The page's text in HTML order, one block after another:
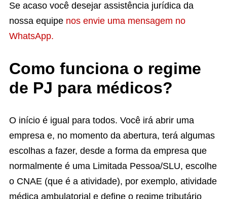
Se acaso você desejar assistência jurídica da
nossa equipe nos envie uma mensagem no
WhatsApp.
Como funciona o regime
de PJ para médicos?
O início é igual para todos. Você irá abrir uma
empresa e, no momento da abertura, terá algumas
escolhas a fazer, desde a forma da empresa que
normalmente é uma Limitada Pessoa/SLU, escolhe
o CNAE (que é a atividade), por exemplo, atividade
médica ambulatorial e define o regime tributário